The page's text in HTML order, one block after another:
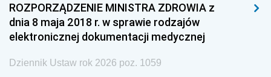
ROZPORZĄDZENIE MINISTRA ZDROWIA z
dnia 8 maja 2018 r. w sprawie rodzajów
elektronicznej dokumentacji medycznej
Dziennik Ustaw rok 2026 poz. 1059